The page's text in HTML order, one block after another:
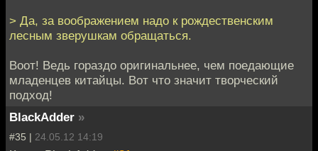
> Да, за воображением надо к рождественским
лесным зверушкам обращаться.
Воот! Ведь гораздо оригинальнее, чем поедающие
младенцев китайцы. Вот что значит творческий
подход!
BlackAdder »
#35 | 24.05.12 14:19